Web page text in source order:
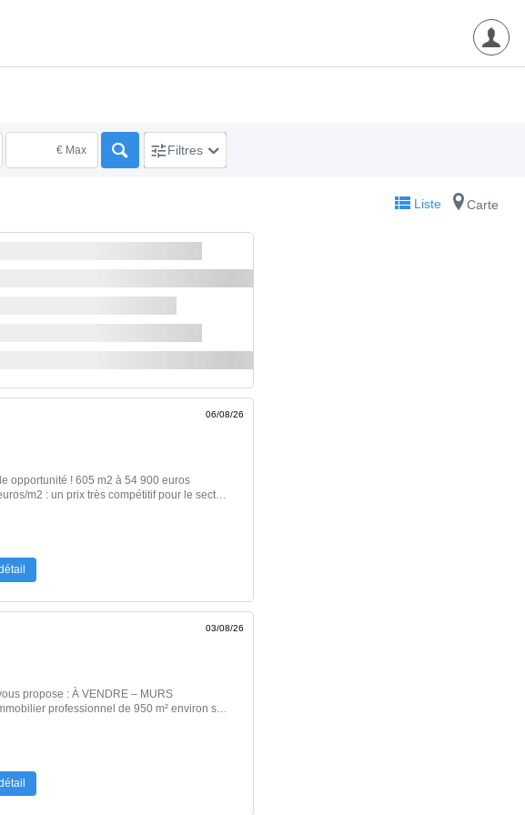
€ Max Filtres
Liste Carte
opportunité ! 605 m2 à 54 900 euros
m2 : un prix très compétitif pour le secteur
Liffré et Rennes, associations,
pour une vie familiale agréable Terrain
Betton et La Bouëxière. Fort de 19 ans
avec vous dans votre projet immobilier en
06/08/26
propose : À VENDRE – MURS
professionnel de 950 m² environ sur
dans une zone dynamique bénéficiant
pour le stationnement, l’environnement
/ garde-meubles soit 20 boxs et les 6 six
Le local est aménagé, avec
03/08/26